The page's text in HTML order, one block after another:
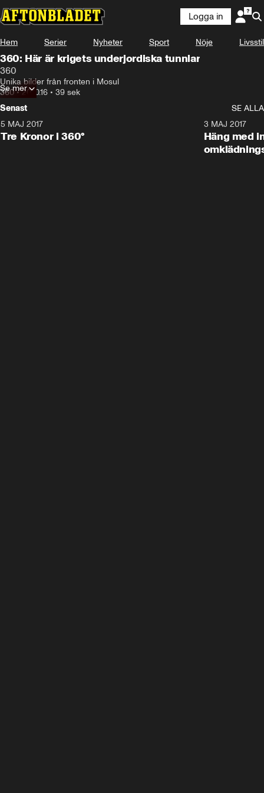
Logga in
Hem Serier Nyheter Sport Nöje Livsstil
360: Här är krigets underjordiska tunnlar
360
Unika bilder från fronten i Mosul
360•20.10.16 • 39 sek
Se mer
Senast
SE ALLA
5 MAJ 2017
Tre Kronor i 360°
3 MAJ 2017
Häng med